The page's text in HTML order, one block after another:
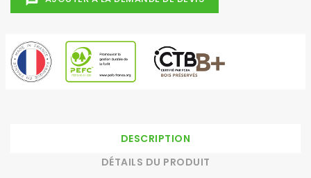
DESCRIPTION
DÉTAILS DU PRODUIT